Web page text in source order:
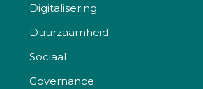
Digitalisering
Duurzaamheid
Sociaal
Governance